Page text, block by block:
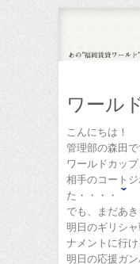
ワール
こんにちは！
管理部の森田で
ワールドカッ
相手のコート
た・・・・
でも、まだあき
明日のギリシ
ナメントに行け
明日の応援ガン